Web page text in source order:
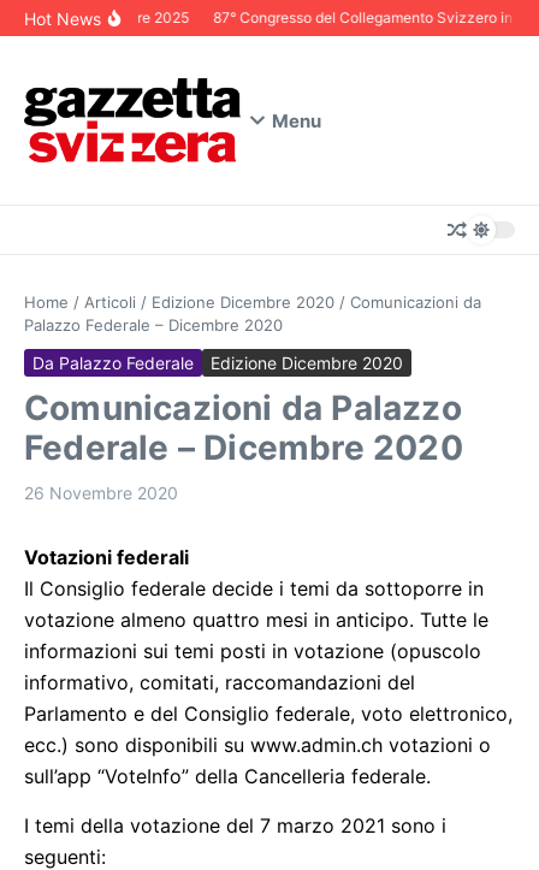
Salta al contenuto
Hot News
Editoriale Dicembre 2025 87° Congresso del Collegamento Svizzero in
Menu
Home / Articoli / Edizione Dicembre 2020 / Comunicazioni da
Palazzo Federale – Dicembre 2020
Da Palazzo Federale Edizione Dicembre 2020
Comunicazioni da Palazzo
Federale – Dicembre 2020
26 Novembre 2020
Votazioni federali
Il Consiglio federale decide i temi da sottoporre in
votazione almeno quattro mesi in anticipo. Tutte le
informazioni sui temi posti in votazione (opuscolo
informativo, comitati, raccomandazioni del
Parlamento e del Consiglio federale, voto elettronico,
ecc.) sono disponibili su www.admin.ch votazioni o
sull’app “VoteInfo” della Cancelleria federale.
I temi della votazione del 7 marzo 2021 sono i
seguenti: